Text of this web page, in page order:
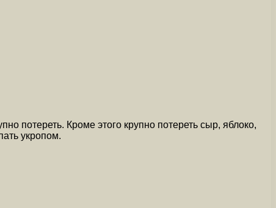
потереть. Кроме этого крупно потереть сыр, яблоко,
укропом.